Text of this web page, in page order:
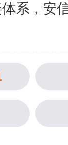
系，安